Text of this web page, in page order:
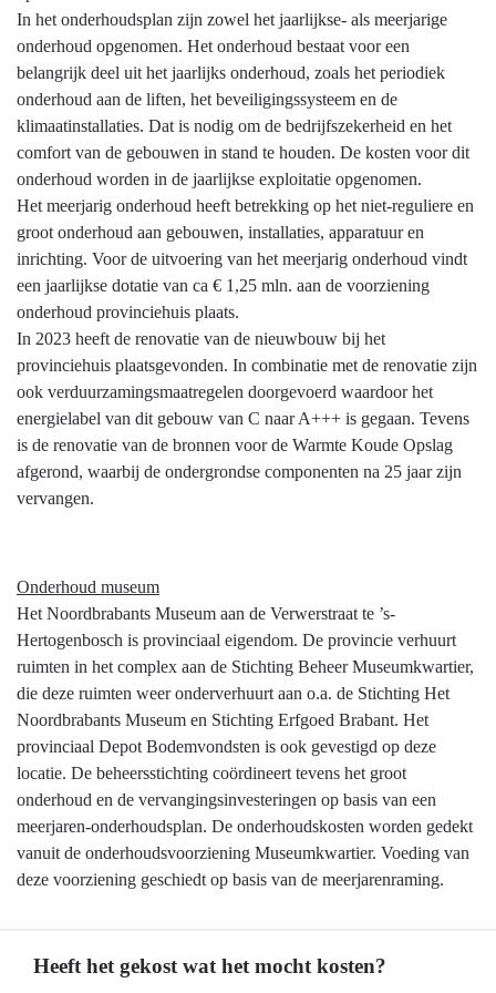
Onderhoud
provinciale
gebouwen
installaties
Hebben
we
daarvoor
gedaan
wat
we
wilden
doen?
In het onderhoudsplan zijn zowel het jaarlijkse- als meerjarige
onderhoud opgenomen. Het onderhoud bestaat voor een
belangrijk deel uit het jaarlijks onderhoud, zoals het periodiek
onderhoud aan de liften, het beveiligingssysteem en de
klimaatinstallaties. Dat is nodig om de bedrijfszekerheid en het
comfort van de gebouwen in stand te houden. De kosten voor dit
onderhoud worden in de jaarlijkse exploitatie opgenomen.
Het meerjarig onderhoud heeft betrekking op het niet-reguliere en
groot onderhoud aan gebouwen, installaties, apparatuur en
inrichting. Voor de uitvoering van het meerjarig onderhoud vindt
een jaarlijkse dotatie van ca € 1,25 mln. aan de voorziening
onderhoud provinciehuis plaats.
In 2023 heeft de renovatie van de nieuwbouw bij het
provinciehuis plaatsgevonden. In combinatie met de renovatie zijn
ook verduurzamingsmaatregelen doorgevoerd waardoor het
energielabel van dit gebouw van C naar A+++ is gegaan. Tevens
is de renovatie van de bronnen voor de Warmte Koude Opslag
afgerond, waarbij de ondergrondse componenten na 25 jaar zijn
vervangen.
Onderhoud museum
Het Noordbrabants Museum aan de Verwerstraat te ’s-
Hertogenbosch is provinciaal eigendom. De provincie verhuurt
ruimten in het complex aan de Stichting Beheer Museumkwartier,
die deze ruimten weer onderverhuurt aan o.a. de Stichting Het
Noordbrabants Museum en Stichting Erfgoed Brabant. Het
provinciaal Depot Bodemvondsten is ook gevestigd op deze
locatie. De beheersstichting coördineert tevens het groot
onderhoud en de vervangingsinvesteringen op basis van een
meerjaren-onderhoudsplan. De onderhoudskosten worden gedekt
vanuit de onderhoudsvoorziening Museumkwartier. Voeding van
deze voorziening geschiedt op basis van de meerjarenraming.
Heeft het gekost wat het mocht kosten?